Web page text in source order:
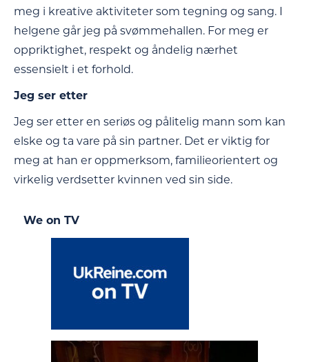
meg i kreative aktiviteter som tegning og sang. I
helgene går jeg på svømmehallen. For meg er
oppriktighet, respekt og åndelig nærhet
essensielt i et forhold.
Jeg ser etter
Jeg ser etter en seriøs og pålitelig mann som kan
elske og ta vare på sin partner. Det er viktig for
meg at han er oppmerksom, familieorientert og
virkelig verdsetter kvinnen ved sin side.
We on TV